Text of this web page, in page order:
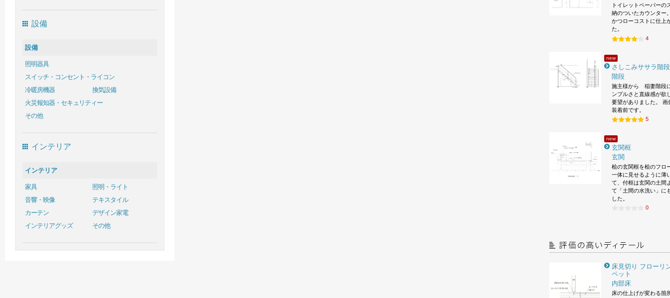
設備
設備
照明器具
スイッチ・コンセント・ライコン
冷暖房機器
換気設備
火災報知器・セキュリティー
その他
インテリア
インテリア
家具
照明・ライト
音響・映像
テキスタイル
カーテン
デザイン家電
インテリアグッズ
その他
トイレットペーパーの
納のついたカウンター
かつローコストに仕上
た。
4
new
さしこみササラ階段
階段
施主様から 稲妻階段
ンプルさと直線感が
要望がありました。 画
装着前です。
5
new
玄関框
玄関
桧の玄関框を桧のフロ
一体に見せるように薄
て、付框は玄関の土間
て「土間の水洗い」に
した。
0
床見切り フローリ
ペット
内部床
床の仕上げが変わる箇